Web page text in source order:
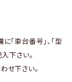
「車台番号」、「型
下さい。
せ下さい。